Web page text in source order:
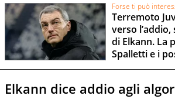
Forse ti può
Terremoto
verso
di Elkann. La
Spalletti e i
Elkann dice addio agli